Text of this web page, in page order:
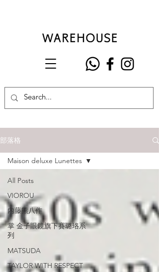
部落格
All Posts
VIOROU
內藤熊八作
掌 金子眼鏡旗下賽璐珞系
列
MATSUDA
TAYLOR WITH RESPECT
Maison deluxe Lunettes